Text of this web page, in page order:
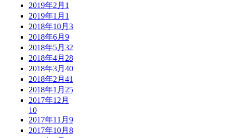
2019年2月 1
2019年1月 1
2018年10月 3
2018年6月 9
2018年5月 32
2018年4月 28
2018年3月 40
2018年2月 41
2018年1月 25
2017年12月
10
2017年11月 9
2017年10月 8